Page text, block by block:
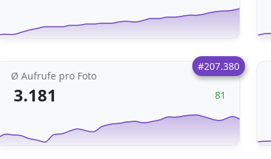
#207.380
Ø Aufrufe pro Foto
3.181 81